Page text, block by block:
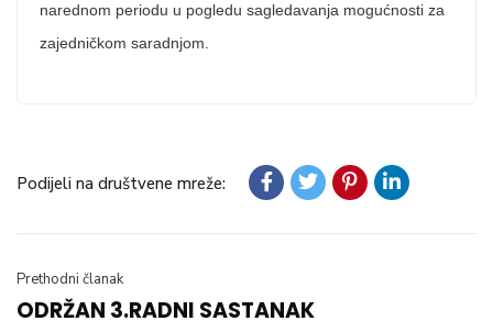
narednom periodu u pogledu sagledavanja mogućnosti za
zajedničkom saradnjom.
Podijeli na društvene mreže:
Prethodni članak
ODRŽAN 3.RADNI SASTANAK